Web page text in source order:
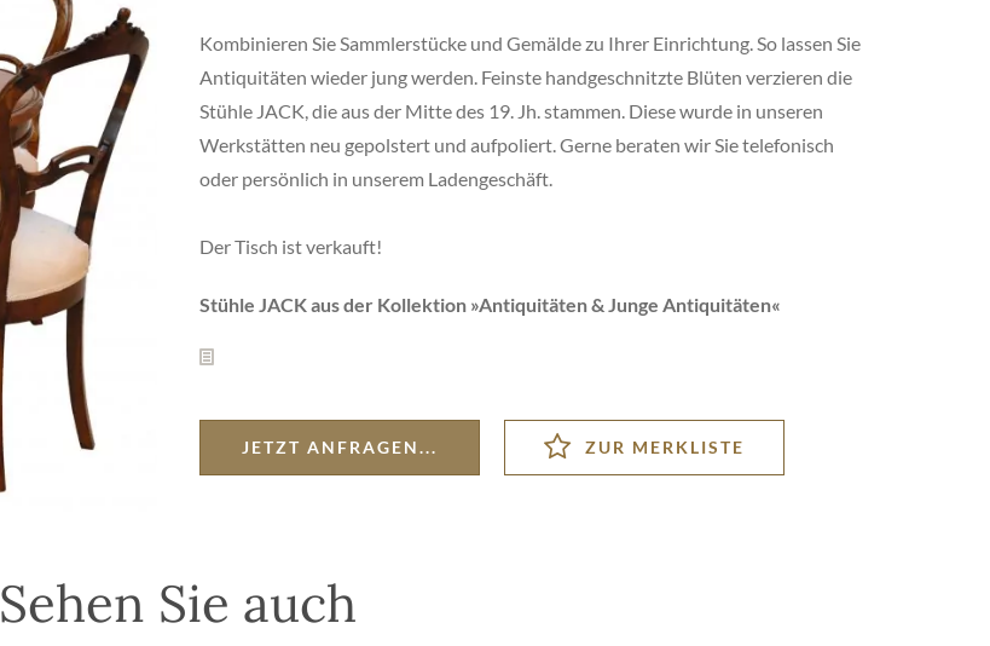
Kombinieren Sie Sammlerstücke und Gemälde zu Ihrer Einrichtung. So lassen Sie
Antiquitäten wieder jung werden. Feinste handgeschnitzte Blüten verzieren die
Stühle JACK, die aus der Mitte des 19. Jh. stammen. Diese wurde in unseren
Werkstätten neu gepolstert und aufpoliert. Gerne beraten wir Sie telefonisch
oder persönlich in unserem Ladengeschäft.
Der Tisch ist verkauft!
Stühle JACK aus der Kollektion »Antiquitäten & Junge Antiquitäten«
JETZT ANFRAGEN...
Sehen Sie auch